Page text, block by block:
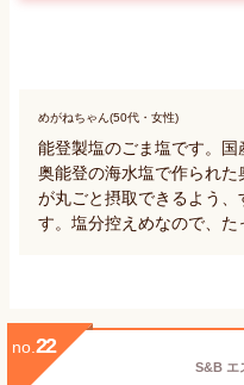
めがねちゃん(50代・女性)
能登製塩のごま塩です。国
奥能登の海水塩で作られ
が丸ごと摂取できるよう
す。塩分控えめなので、た
no. 22
S&B エ